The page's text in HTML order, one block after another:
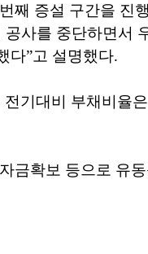
째 증설 구간을 진
사를 중단하면서
다”고 설명했다.
기대비 부채비율은
금확보 등으로 유동